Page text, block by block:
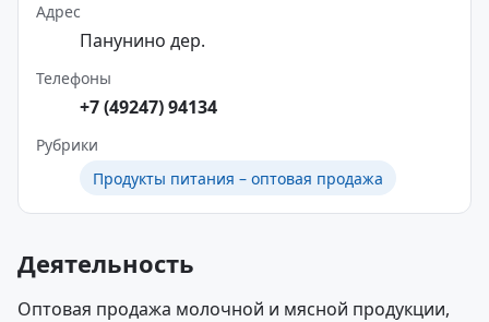
Адрес
Панунино дер.
Телефоны
+7 (49247) 94134
Рубрики
Продукты питания – оптовая продажа
Деятельность
Оптовая продажа молочной и мясной продукции,